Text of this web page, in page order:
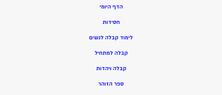
הדף היומי
חסידות
לימוד קבלה לנשים
קבלה למתחיל
קבלה ויהדות
ספר הזוהר